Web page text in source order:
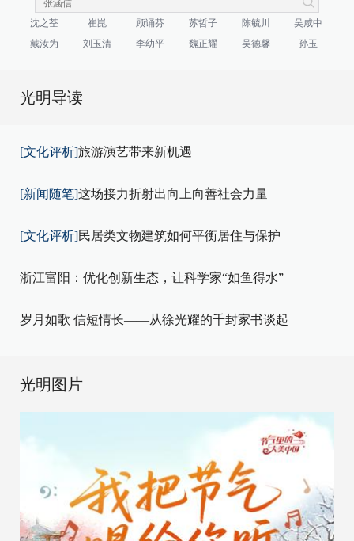
沈之荃 崔崑 顾诵芬 苏哲子 陈毓川
吴咸中
戴汝为
刘玉清 李幼平 魏正耀 吴德馨 孙玉
光明导读
[文化评析]旅游演艺带来新机遇
[新闻随笔]这场接力折射出向上向善社会力量
[文化评析]民居类文物建筑如何平衡居住与保护
浙江富阳：优化创新生态，让科学家“如鱼得水”
岁月如歌 信短情长——从徐光耀的千封家书谈起
光明图片